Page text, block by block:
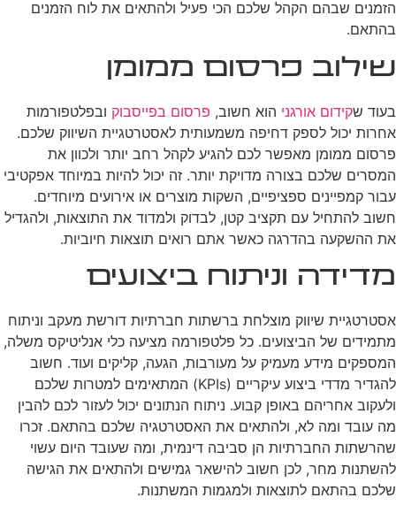
הזמנים שבהם הקהל שלכם הכי פעיל ולהתאים את לוח הזמנים
בהתאם.
שילוב פרסום ממומן
בעוד שקידום אורגני הוא חשוב, פרסום בפייסבוק ובפלטפורמות
אחרות יכול לספק דחיפה משמעותית לאסטרטגיית השיווק שלכם.
פרסום ממומן מאפשר לכם להגיע לקהל רחב יותר ולכוון את
המסרים שלכם בצורה מדויקת יותר. זה יכול להיות במיוחד אפקטיבי
עבור קמפיינים ספציפיים, השקות מוצרים או אירועים מיוחדים.
חשוב להתחיל עם תקציב קטן, לבדוק ולמדוד את התוצאות, ולהגדיל
את ההשקעה בהדרגה כאשר אתם רואים תוצאות חיוביות.
מדידה וניתוח ביצועים
אסטרטגיית שיווק מוצלחת ברשתות חברתיות דורשת מעקב וניתוח
מתמידים של הביצועים. כל פלטפורמה מציעה כלי אנליטיקס משלה,
המספקים מידע מעמיק על מעורבות, הגעה, קליקים ועוד. חשוב
להגדיר מדדי ביצוע עיקריים (KPIs) המתאימים למטרות שלכם
ולעקוב אחריהם באופן קבוע. ניתוח הנתונים יכול לעזור לכם להבין
מה עובד ומה לא, ולהתאים את האסטרטגיה שלכם בהתאם. זכרו
שהרשתות החברתיות הן סביבה דינמית, ומה שעובד היום עשוי
להשתנות מחר, לכן חשוב להישאר גמישים ולהתאים את הגישה
שלכם בהתאם לתוצאות ולמגמות המשתנות.